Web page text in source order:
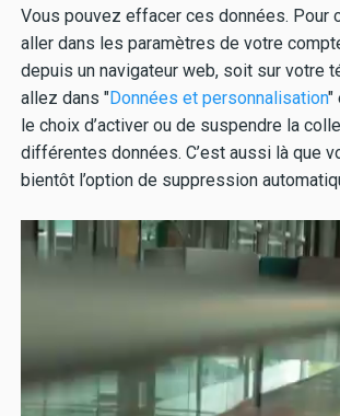
Vous pouvez effacer ces données. Pour
aller dans les paramètres de votre
depuis un navigateur web, soit sur votre
allez dans "Données et personnalisation"
le choix d’activer ou de suspendre la
différentes données. C’est aussi là que
bientôt l’option de suppression